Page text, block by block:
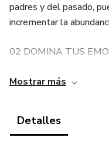
padres y del pasado,
incrementar la
02 DOMINA TUS
recuperar el control de
Mostrar más
Detalles